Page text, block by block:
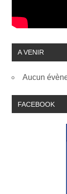
A VENIR
Aucun
FACEBOOK